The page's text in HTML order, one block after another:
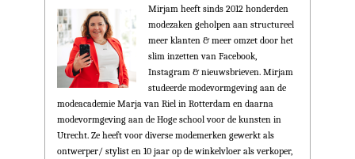
Mirjam heeft sinds 2012 honderden
modezaken geholpen aan structureel
meer klanten & meer omzet door het
slim inzetten van Facebook,
Instagram & nieuwsbrieven. Mirjam
studeerde modevormgeving aan de
modeacademie Marja van Riel in Rotterdam en daarna
modevormgeving aan de Hoge school voor de kunsten in
Utrecht. Ze heeft voor diverse modemerken gewerkt als
ontwerper/ stylist en 10 jaar op de winkelvloer als verkoper,